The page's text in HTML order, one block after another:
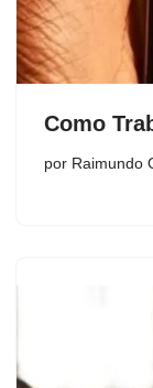
Como
por Raimundo